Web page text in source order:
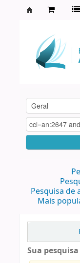
Agamenon
Magalhães
Pesquisa de
Mais
Sua